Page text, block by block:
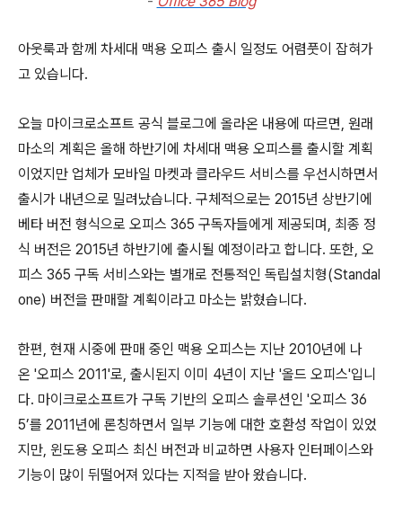
아웃룩과 함께 차세대 맥용 오피스 출시 일정도 어렴풋이 잡혀가
고 있습니다.
오늘 마이크로소프트 공식 블로그에 올라온 내용에 따르면, 원래
마소의 계획은 올해 하반기에 차세대 맥용 오피스를 출시할 계획
이었지만 업체가 모바일 마켓과 클라우드 서비스를 우선시하면서
출시가 내년으로 밀려났습니다. 구체적으로는 2015년 상반기에
베타 버전 형식으로 오피스 365 구독자들에게 제공되며, 최종 정
식 버전은 2015년 하반기에 출시될 예정이라고 합니다. 또한, 오
피스 365 구독 서비스와는 별개로 전통적인 독립설치형(Standal
one) 버전을 판매할 계획이라고 마소는 밝혔습니다.
한편, 현재 시중에 판매 중인 맥용 오피스는 지난 2010년에 나
온 '오피스 2011'로, 출시된지 이미 4년이 지난 '올드 오피스'입니
다. 마이크로소프트가 구독 기반의 오피스 솔루션인 '오피스 36
5’를 2011년에 론칭하면서 일부 기능에 대한 호환성 작업이 있었
지만, 윈도용 오피스 최신 버전과 비교하면 사용자 인터페이스와
기능이 많이 뒤떨어져 있다는 지적을 받아 왔습니다.